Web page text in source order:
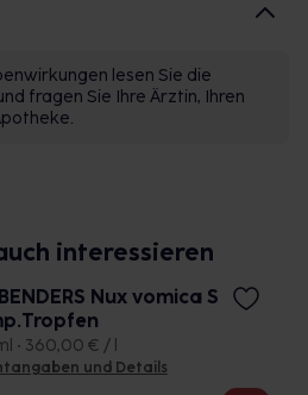
lesen Sie die
fragen Sie Ihre Ärztin, Ihren
interessieren
Nux vomica S
• 360,00 € / l
und Details